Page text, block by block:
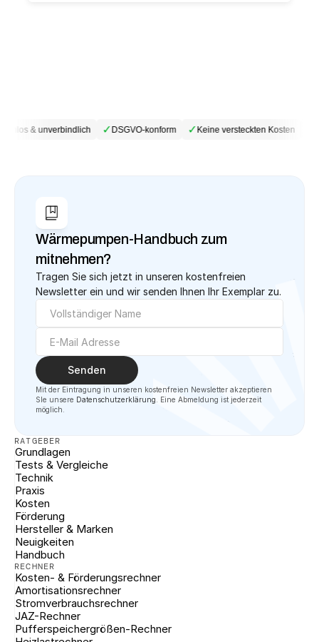
& unverbindlich ✓DSGVO-konform ✓Keine versteckten Kosten
Wärmepumpen-Handbuch zum
mitnehmen?
Tragen Sie sich jetzt in unseren kostenfreien
Newsletter ein und wir senden Ihnen Ihr Exemplar zu.
Senden
Mit der Eintragung in unseren kostenfreien Newsletter akzeptieren
SIe unsere Datenschutzerklärung . Eine Abmeldung ist jederzeit
möglich.
RATGEBER
Grundlagen
Tests & Vergleiche
Technik
Praxis
Kosten
Förderung
Hersteller & Marken
Neuigkeiten
Handbuch
RECHNER
Kosten- & Förderungsrechner
Amortisationsrechner
Stromverbrauchsrechner
JAZ-Rechner
Pufferspeichergrößen-Rechner